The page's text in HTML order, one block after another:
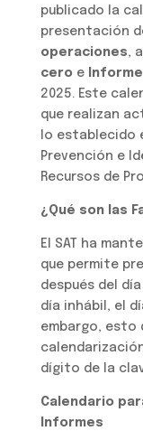
publicado la
presentación
operaciones,
cero e
2025. Este
que realizan
lo establecido
Prevención e
Recursos de
¿Qué son las
El SAT ha
que permite
después del
día inhábil, el
embargo, esto
dígito de la
Calendario
Informes